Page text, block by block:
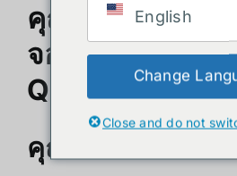
คุณภาพการแสดง
จอภาพและเสียง
Quest 2
คุณภาพการแสดง
English
Change
Close and do not